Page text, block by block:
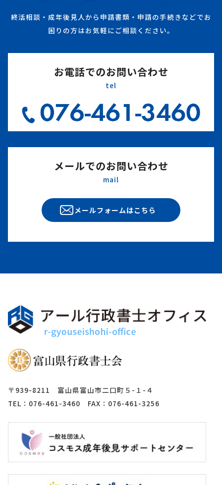
終活相談・成年後見人から申請書類・申請の手続きなどでお
困りの方はお気軽にご相談ください。
お電話でのお問い合わせ
tel
メールでのお問い合わせ
mail
メールフォームはこちら
〒939-8211 富山県富山市二口町５-１-４
TEL：076-461-3460 FAX：076-461-3256